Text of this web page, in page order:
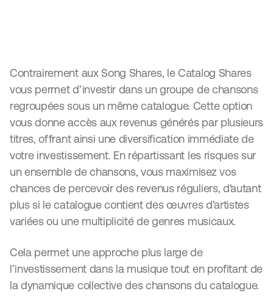
Contrairement aux Song Shares, le Catalog Shares
vous permet d’investir dans un groupe de chansons
regroupées sous un même catalogue. Cette option
vous donne accès aux revenus générés par plusieurs
titres, offrant ainsi une diversification immédiate de
votre investissement. En répartissant les risques sur
un ensemble de chansons, vous maximisez vos
chances de percevoir des revenus réguliers, d'autant
plus si le catalogue contient des œuvres d’artistes
variées ou une multiplicité de genres musicaux.
Cela permet une approche plus large de
l’investissement dans la musique tout en profitant de
la dynamique collective des chansons du catalogue.